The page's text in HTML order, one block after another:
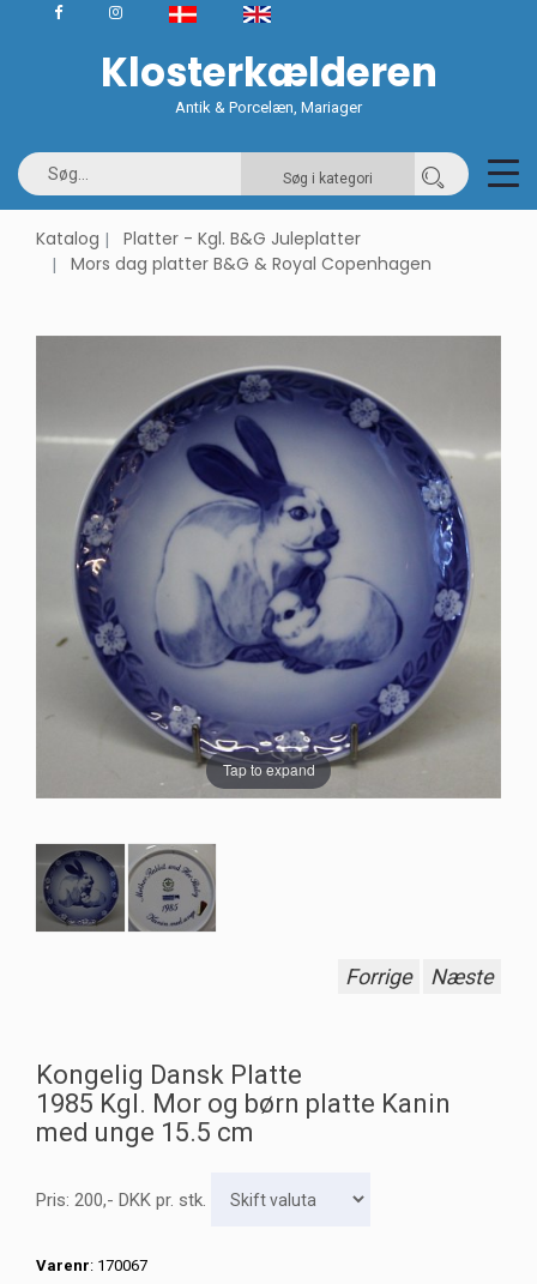
Klosterkælderen
Antik & Porcelæn, Mariager
Søg i kategori
Katalog
Platter - Kgl. B&G Juleplatter
Mors dag platter B&G & Royal Copenhagen
Tap to expand
Forrige Næste
Kongelig Dansk Platte
1985 Kgl. Mor og børn platte Kanin
med unge 15.5 cm
Pris: 200,- DKK pr. stk.
Varenr: 170067